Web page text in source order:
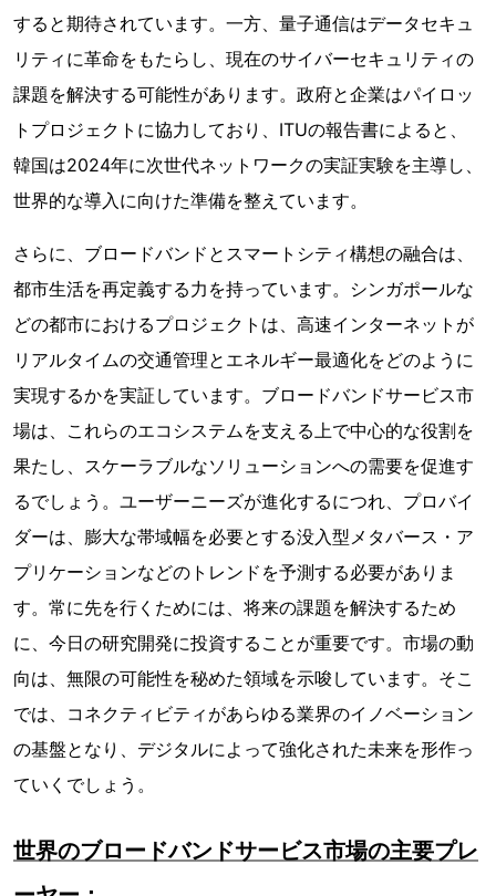
すると期待されています。一方、量子通信はデータセキュ
リティに革命をもたらし、現在のサイバーセキュリティの
課題を解決する可能性があります。政府と企業はパイロッ
トプロジェクトに協力しており、ITUの報告書によると、
韓国は2024年に次世代ネットワークの実証実験を主導し、
世界的な導入に向けた準備を整えています。
さらに、ブロードバンドとスマートシティ構想の融合は、
都市生活を再定義する力を持っています。シンガポールな
どの都市におけるプロジェクトは、高速インターネットが
リアルタイムの交通管理とエネルギー最適化をどのように
実現するかを実証しています。ブロードバンドサービス市
場は、これらのエコシステムを支える上で中心的な役割を
果たし、スケーラブルなソリューションへの需要を促進す
るでしょう。ユーザーニーズが進化するにつれ、プロバイ
ダーは、膨大な帯域幅を必要とする没入型メタバース・ア
プリケーションなどのトレンドを予測する必要がありま
す。常に先を行くためには、将来の課題を解決するため
に、今日の研究開発に投資することが重要です。市場の動
向は、無限の可能性を秘めた領域を示唆しています。そこ
では、コネクティビティがあらゆる業界のイノベーション
の基盤となり、デジタルによって強化された未来を形作っ
ていくでしょう。
世界のブロードバンドサービス市場の主要プレ